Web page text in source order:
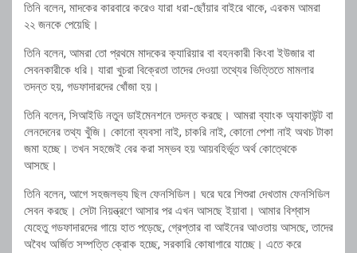
তিনি বলেন, মাদকের কারবারে করেও যারা ধরা-ছোঁয়ার বাইরে থাকে, এরকম আমরা
২২ জনকে পেয়েছি।
তিনি বলেন, আমরা তো প্রথমে মাদকের ক্যারিয়ার বা বহনকারী কিংবা ইউজার বা
সেবনকারীকে ধরি। যারা খুচরা বিক্রেতা তাদের দেওয়া তথ্যের ভিত্তিতে মামলার
তদন্ত হয়, গডফাদারদের খোঁজা হয়।
তিনি বলেন, সিআইডি নতুন ডাইমেনশনে তদন্ত করছে। আমরা ব্যাংক অ্যাকাউন্ট বা
লেনদেনের তথ্য খুঁজি। কোনো ব্যবসা নাই, চাকরি নাই, কোনো পেশা নাই অথচ টাকা
জমা হচ্ছে। তখন সহজেই বের করা সম্ভব হয় আয়বহির্ভূত অর্থ কোত্থেকে
আসছে।
তিনি বলেন, আগে সহজলভ্য ছিল ফেনসিডিল। ঘরে ঘরে শিশুরা দেখতাম ফেনসিডিল
সেবন করছে। সেটা নিয়ন্ত্রণে আসার পর এখন আসছে ইয়াবা। আমার বিশ্বাস
যেহেতু গডফাদারদের গায়ে হাত পড়েছে, গ্রেপ্তার বা আইনের আওতায় আসছে, তাদের
অবৈধ অর্জিত সম্পত্তি ক্রোক হচ্ছে, সরকারি কোষাগারে যাচ্ছে। এতে করে